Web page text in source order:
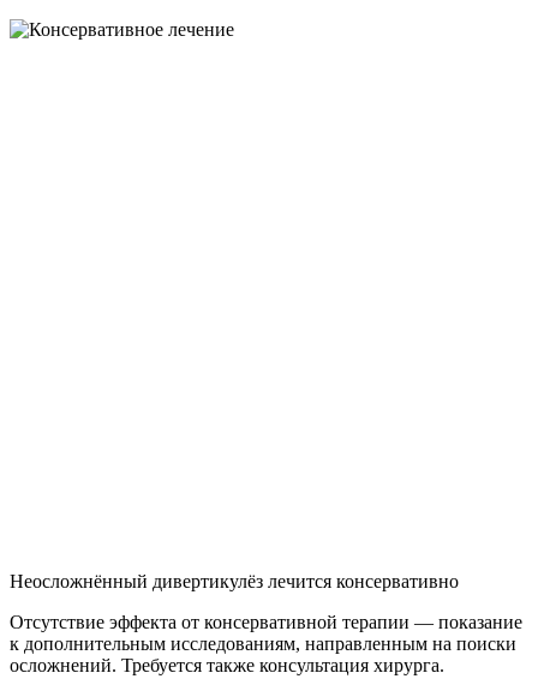
Неосложнённый дивертикулёз лечится консервативно
Отсутствие эффекта от консервативной терапии — показание
к дополнительным исследованиям, направленным на поиски
осложнений. Требуется также консультация хирурга.